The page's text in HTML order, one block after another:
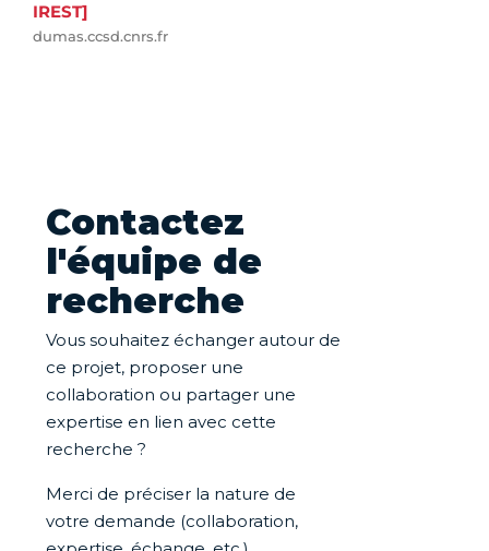
IREST]
dumas.ccsd.cnrs.fr